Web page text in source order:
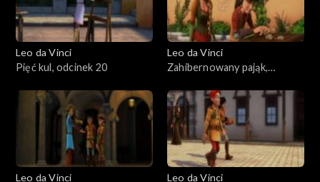
Leo da Vinci
Pięć kul, odcinek 20
Leo da Vinci
Zahibernowany pająk,
Leo da Vinci
Leo da Vinci